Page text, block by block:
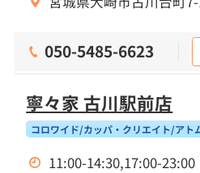
050-5485-6623
寧々家 古川駅前店
コロワイド/カッパ・クリエイト/アト
11:00-14:30,17:00-23:00